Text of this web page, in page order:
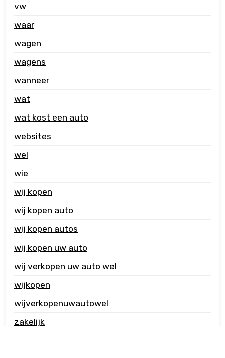
vw
waar
wagen
wagens
wanneer
wat
wat kost een auto
websites
wel
wie
wij kopen
wij kopen auto
wij kopen autos
wij kopen uw auto
wij verkopen uw auto wel
wijkopen
wijverkopenuwautowel
zakelijk